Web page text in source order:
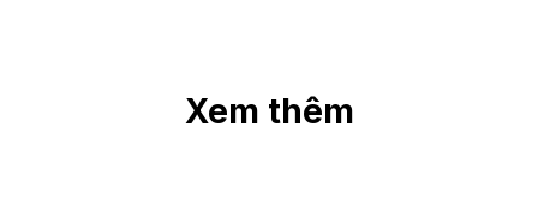
Xem thêm